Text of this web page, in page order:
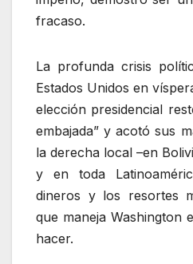
fracaso.
La profunda crisis
Estados Unidos en
elección presidencial
embajada” y acotó sus
la derecha local –en
y en toda
dineros y los resortes
que maneja Washington
hacer.